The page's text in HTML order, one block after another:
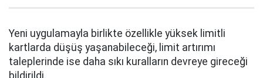
Yeni uygulamayla birlikte özellikle yüksek limitli
kartlarda düşüş yaşanabileceği, limit artırımı
taleplerinde ise daha sıkı kuralların devreye gireceği